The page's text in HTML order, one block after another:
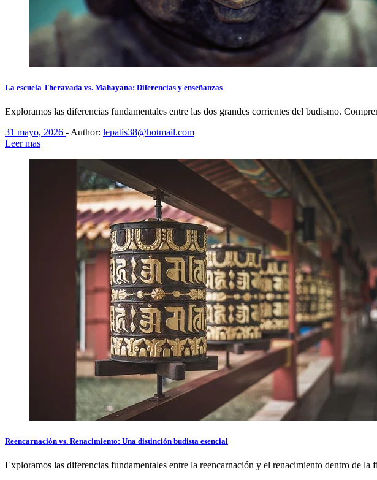
La escuela Theravada vs. Mahayana: Diferencias y enseñanzas
Exploramos las diferencias fundamentales entre las dos grandes corrientes del budismo.
31 mayo, 2026 - Author: lepatis38@hotmail.com
Leer mas
Reencarnación vs. Renacimiento: Una distinción budista esencial
Exploramos las diferencias fundamentales entre la reencarnación y el renacimiento dentro de